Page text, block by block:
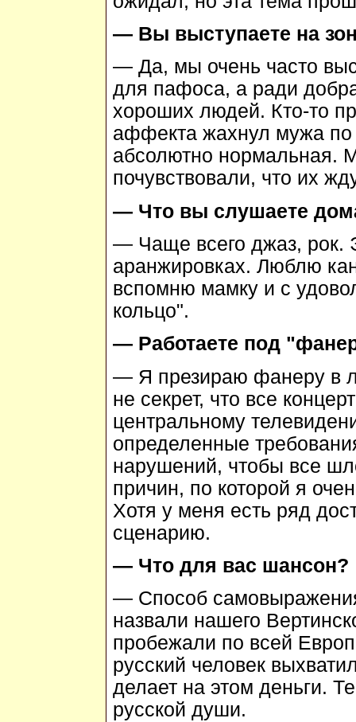
— Вы выступаете на
— Да, мы очень часто
для пафоса, а ради
хороших людей. Кто-то
аффекта жахнул мужа по
абсолютно нормальная.
почувствовали, что их
— Что вы слушаете
— Чаще всего джаз, рок.
аранжировках. Люблю
вспомню мамку и с
кольцо".
— Работаете под
— Я презираю фанеру в
не секрет, что все
центральному
определенные
нарушений, чтобы все
причин, по которой я
Хотя у меня есть ряд
сценарию.
— Что для вас шансон?
— Способ
назвали нашего
пробежали по всей
русский человек
делает на этом деньги.
русской души.